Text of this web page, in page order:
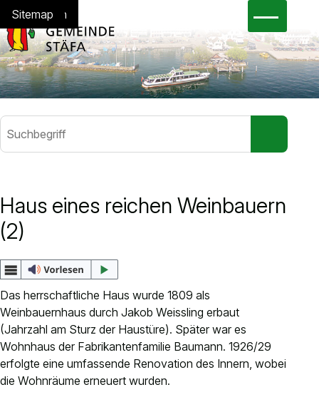
Navigieren in Stäfa
Schnellnavigation
Home
Navigation
Inhalt
Suche
Sitemap
Suchbegriff
Gesetzessammlung
Abfallkalender
eSteuerkonto
Jobs
Dienstleistungen
Kontakt
Anlässe anmelden
Nachhaltigkeit
Haus eines reichen Weinbauern
(2)
Das herrschaftliche Haus wurde 1809 als
Weinbauernhaus durch Jakob Weissling erbaut
(Jahrzahl am Sturz der Haustüre). Später war es
Wohnhaus der Fabrikantenfamilie Baumann. 1926/29
erfolgte eine umfassende Renovation des Innern, wobei
die Wohnräume erneuert wurden.